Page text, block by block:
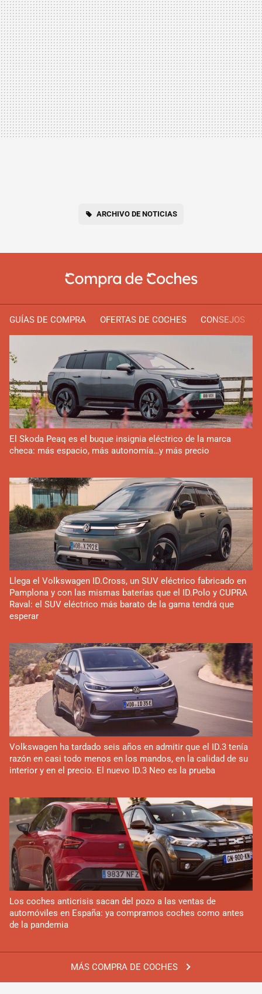
ARCHIVO DE NOTICIAS
GUÍAS DE COMPRA OFERTAS DE COCHES CONSEJOS
MÁS COMPRA DE COCHES
El Skoda Peaq es el buque insignia eléctrico de la marca
checa: más espacio, más autonomía…y más precio
Llega el Volkswagen ID.Cross, un SUV eléctrico fabricado en
Pamplona y con las mismas baterías que el ID.Polo y CUPRA
Raval: el SUV eléctrico más barato de la gama tendrá que
esperar
Volkswagen ha tardado seis años en admitir que el ID.3 tenía
razón en casi todo menos en los mandos, en la calidad de su
interior y en el precio. El nuevo ID.3 Neo es la prueba
Los coches anticrisis sacan del pozo a las ventas de
automóviles en España: ya compramos coches como antes
de la pandemia